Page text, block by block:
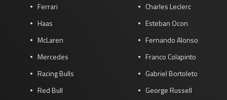
Ferrari
Haas
McLaren
Mercedes
Racing Bulls
Red Bull
Charles Leclerc
Esteban Ocon
Fernando Alonso
Franco Colapinto
Gabriel Bortoleto
George Russell